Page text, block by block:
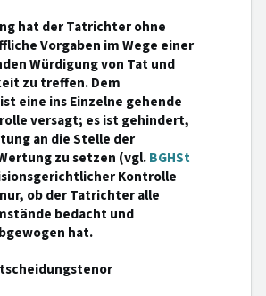
hat der Tatrichter ohne
Vorgaben im Wege einer
Würdigung von Tat und
zu treffen. Dem
eine ins Einzelne gehende
versagt; es ist gehindert,
an die Stelle der
zu setzen (vgl.BGHSt
Kontrolle
ob der Tatrichter alle
bedacht und
hat.